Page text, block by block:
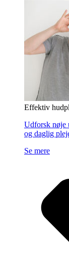
Effektiv
Udforsk nøje
og daglig
Se mere